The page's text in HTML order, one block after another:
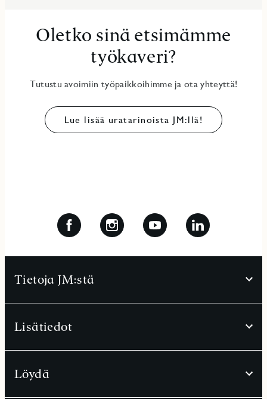
Oletko sinä etsimämme
työkaveri?
Tutustu avoimiin työpaikkoihimme ja ota yhteyttä!
Lue lisää uratarinoista JM:llä!
Tietoja JM:stä
Lisätiedot
Löydä